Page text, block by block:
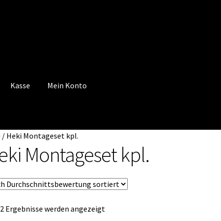
Kasse Mein Konto
/ Heki Montageset kpl.
Montageset kpl.
Ergebnisse werden angezeigtNach